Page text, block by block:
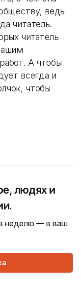
ведь
читатель.
читатель
А чтобы
всегда и
чтобы
людях и
в неделю — в ваш